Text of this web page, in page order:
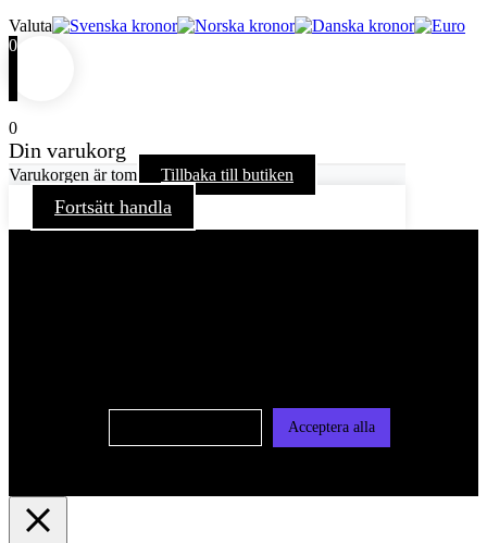
Valuta
0
0
Din varukorg
Varukorgen är tom Tillbaka till butiken
Fortsätt handla
Acceptera alla